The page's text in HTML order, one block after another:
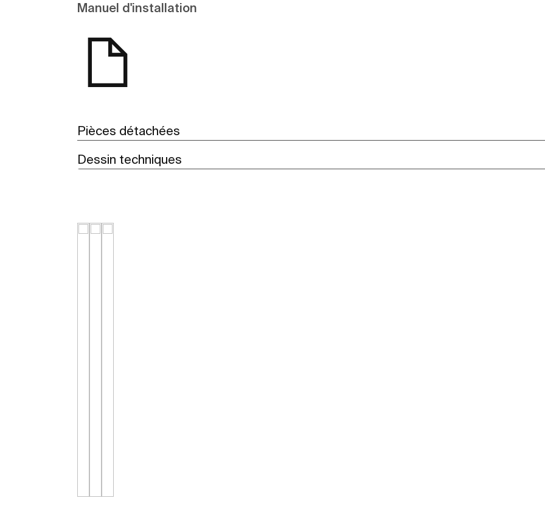
Manuel d'installation
Pièces détachées
Dessin techniques